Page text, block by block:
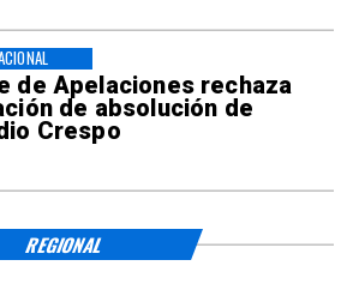
de Apelaciones rechaza
de absolución de
Crespo
REGIONAL